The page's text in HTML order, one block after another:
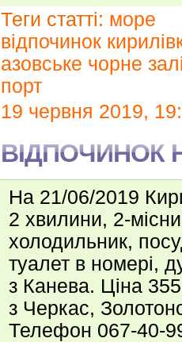
Теги статті: море
відпочинок
азовське чорне
порт
19 червня 2019,
ВІДПОЧИНОК
На 21/06/2019
2 хвилини, 2-
холодильник,
туалет в номері,
з Канева. Ціна
з Черкас,
Телефон 067-40-